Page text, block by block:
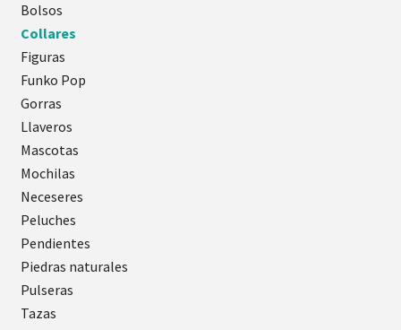
Bolsos
Collares
Figuras
Funko Pop
Gorras
Llaveros
Mascotas
Mochilas
Neceseres
Peluches
Pendientes
Piedras naturales
Pulseras
Tazas